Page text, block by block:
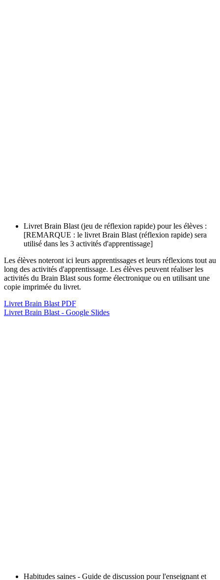
Livret Brain Blast (jeu de réflexion rapide) pour les élèves :
[REMARQUE : le livret Brain Blast (réflexion rapide) sera
utilisé dans les 3 activités d'apprentissage]
Les élèves noteront ici leurs apprentissages et leurs réflexions tout au
long des activités d'apprentissage. Les élèves peuvent réaliser les
activités du Brain Blast sous forme électronique ou en utilisant une
copie imprimée du livret.
Livret Brain Blast PDF
Livret Brain Blast - Google Slides
Habitudes saines - Guide de discussion pour l'enseignant et